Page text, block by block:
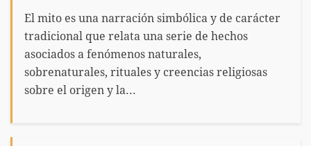
El mito es una narración simbólica y de carácter
tradicional que relata una serie de hechos
asociados a fenómenos naturales,
sobrenaturales, rituales y creencias religiosas
sobre el origen y la...